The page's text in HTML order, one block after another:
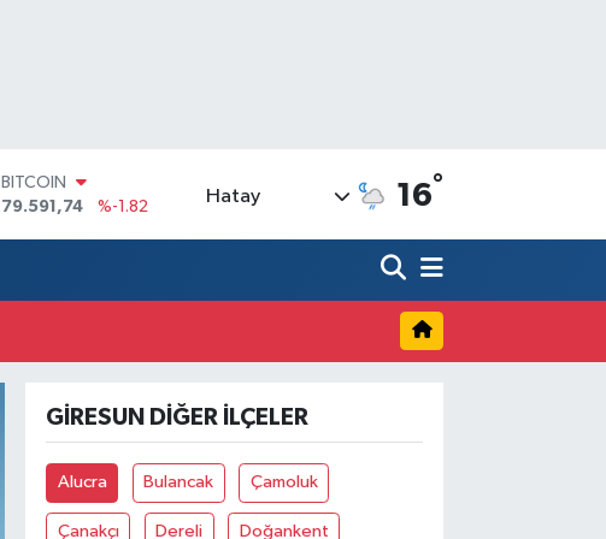
BITCOIN
79.591,74
%-1.82
53,38690
%0.19
BİST100
14.598,00
%0
Hatay 16°
GIRESUN DIĞER İLÇELER
Alucra Bulancak Çamoluk
Çanakçı Dereli Doğankent